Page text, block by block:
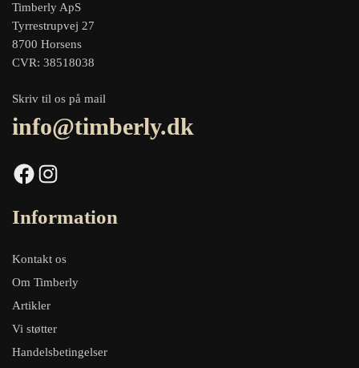
Timberly ApS
Tyrrestrupvej 27
8700 Horsens
CVR: 38518038
Skriv til os på mail
info@timberly.dk
Facebook Instagram
Information
Kontakt os
Om Timberly
Artikler
Vi støtter
Handelsbetingelser